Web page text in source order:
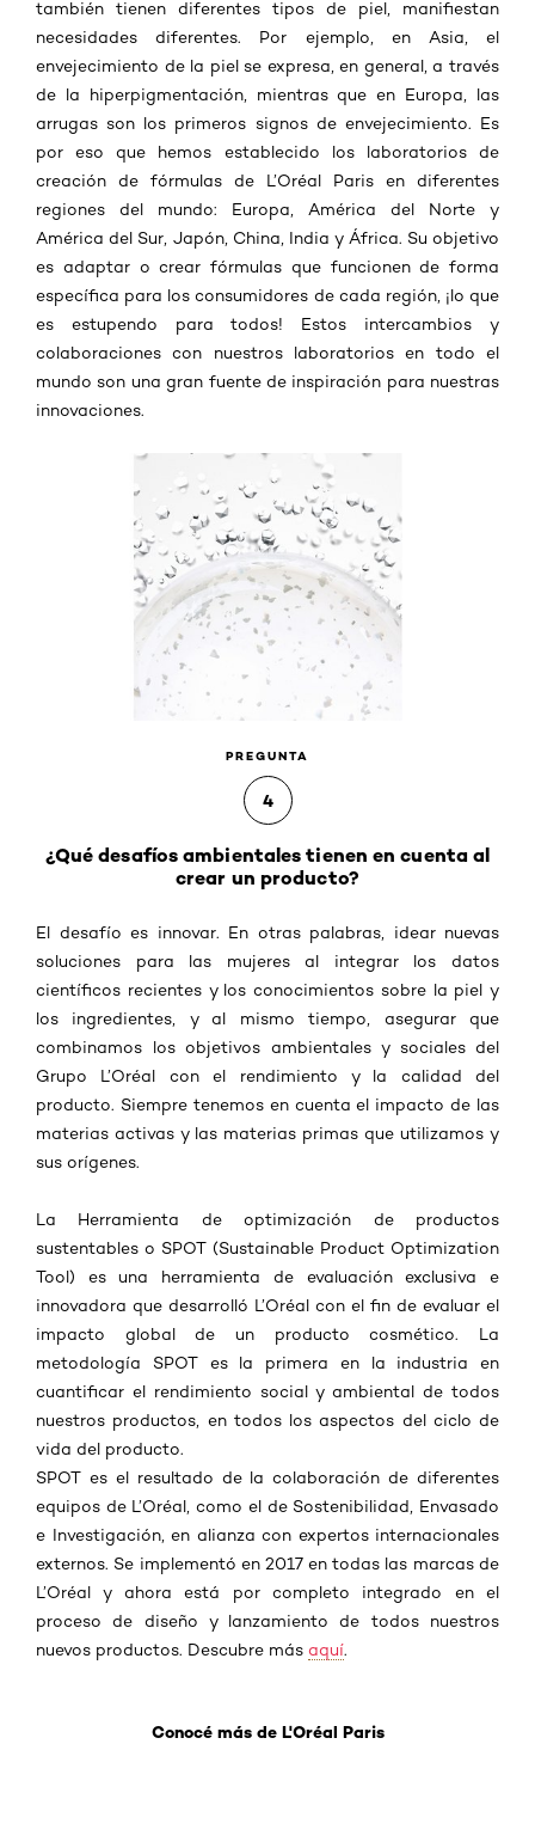
también tienen diferentes tipos de piel, manifiestan
necesidades diferentes. Por ejemplo, en Asia, el
envejecimiento de la piel se expresa, en general, a través
de la hiperpigmentación, mientras que en Europa, las
arrugas son los primeros signos de envejecimiento. Es
por eso que hemos establecido los laboratorios de
creación de fórmulas de L’Oréal Paris en diferentes
regiones del mundo: Europa, América del Norte y
América del Sur, Japón, China, India y África. Su objetivo
es adaptar o crear fórmulas que funcionen de forma
específica para los consumidores de cada región, ¡lo que
es estupendo para todos! Estos intercambios y
colaboraciones con nuestros laboratorios en todo el
mundo son una gran fuente de inspiración para nuestras
innovaciones.
PREGUNTA
4
¿Qué desafíos ambientales tienen en cuenta al
crear un producto?
El desafío es innovar. En otras palabras, idear nuevas
soluciones para las mujeres al integrar los datos
científicos recientes y los conocimientos sobre la piel y
los ingredientes, y al mismo tiempo, asegurar que
combinamos los objetivos ambientales y sociales del
Grupo L’Oréal con el rendimiento y la calidad del
producto. Siempre tenemos en cuenta el impacto de las
materias activas y las materias primas que utilizamos y
sus orígenes.
La Herramienta de optimización de productos
sustentables o SPOT (Sustainable Product Optimization
Tool) es una herramienta de evaluación exclusiva e
innovadora que desarrolló L’Oréal con el fin de evaluar el
impacto global de un producto cosmético. La
metodología SPOT es la primera en la industria en
cuantificar el rendimiento social y ambiental de todos
nuestros productos, en todos los aspectos del ciclo de
vida del producto.
SPOT es el resultado de la colaboración de diferentes
equipos de L’Oréal, como el de Sostenibilidad, Envasado
e Investigación, en alianza con expertos internacionales
externos. Se implementó en 2017 en todas las marcas de
L’Oréal y ahora está por completo integrado en el
proceso de diseño y lanzamiento de todos nuestros
nuevos productos. Descubre más aquí.
Conocé más de L'Oréal Paris